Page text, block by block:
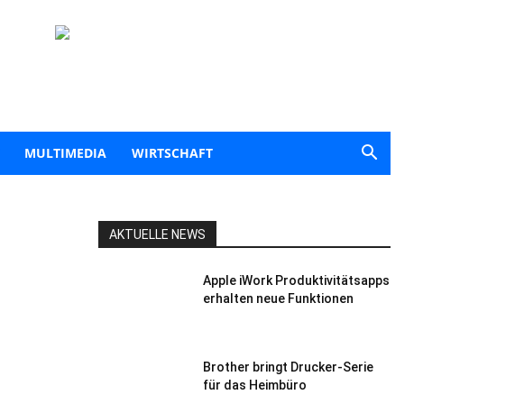
MULTIMEDIA WIRTSCHAFT
AKTUELLE NEWS
Apple iWork Produktivitätsapps
erhalten neue Funktionen
Brother bringt Drucker-Serie
für das Heimbüro